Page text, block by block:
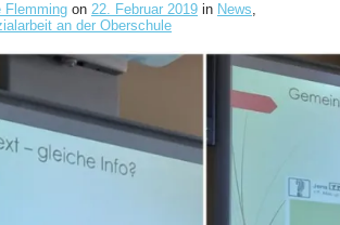
Flemming on 22. Februar 2019 in News,
an der Oberschule